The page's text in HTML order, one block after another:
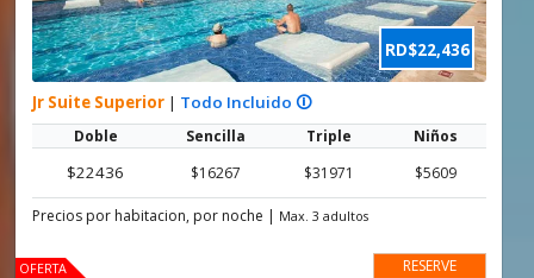
RD$22,436
Jr Suite Superior | Todo Incluido 🛈
Doble Sencilla Triple Niños
$22436 $16267 $31971 $5609
Precios por habitacion, por noche | Max. 3 adultos
RESERVE
OFERTA